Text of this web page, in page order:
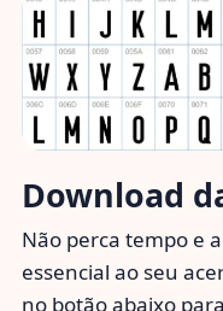
Download
Não perca tempo e
essencial ao seu
no botão abaixo